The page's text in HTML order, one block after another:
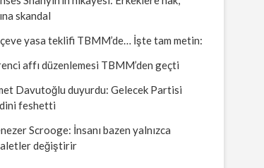
skandal
yasa teklifi TBMM’de… İşte tam metin:
affı düzenlemesi TBMM’den geçti
Davutoğlu duyurdu: Gelecek Partisi
feshetti
Scrooge: İnsanı bazen yalnızca
değiştirir